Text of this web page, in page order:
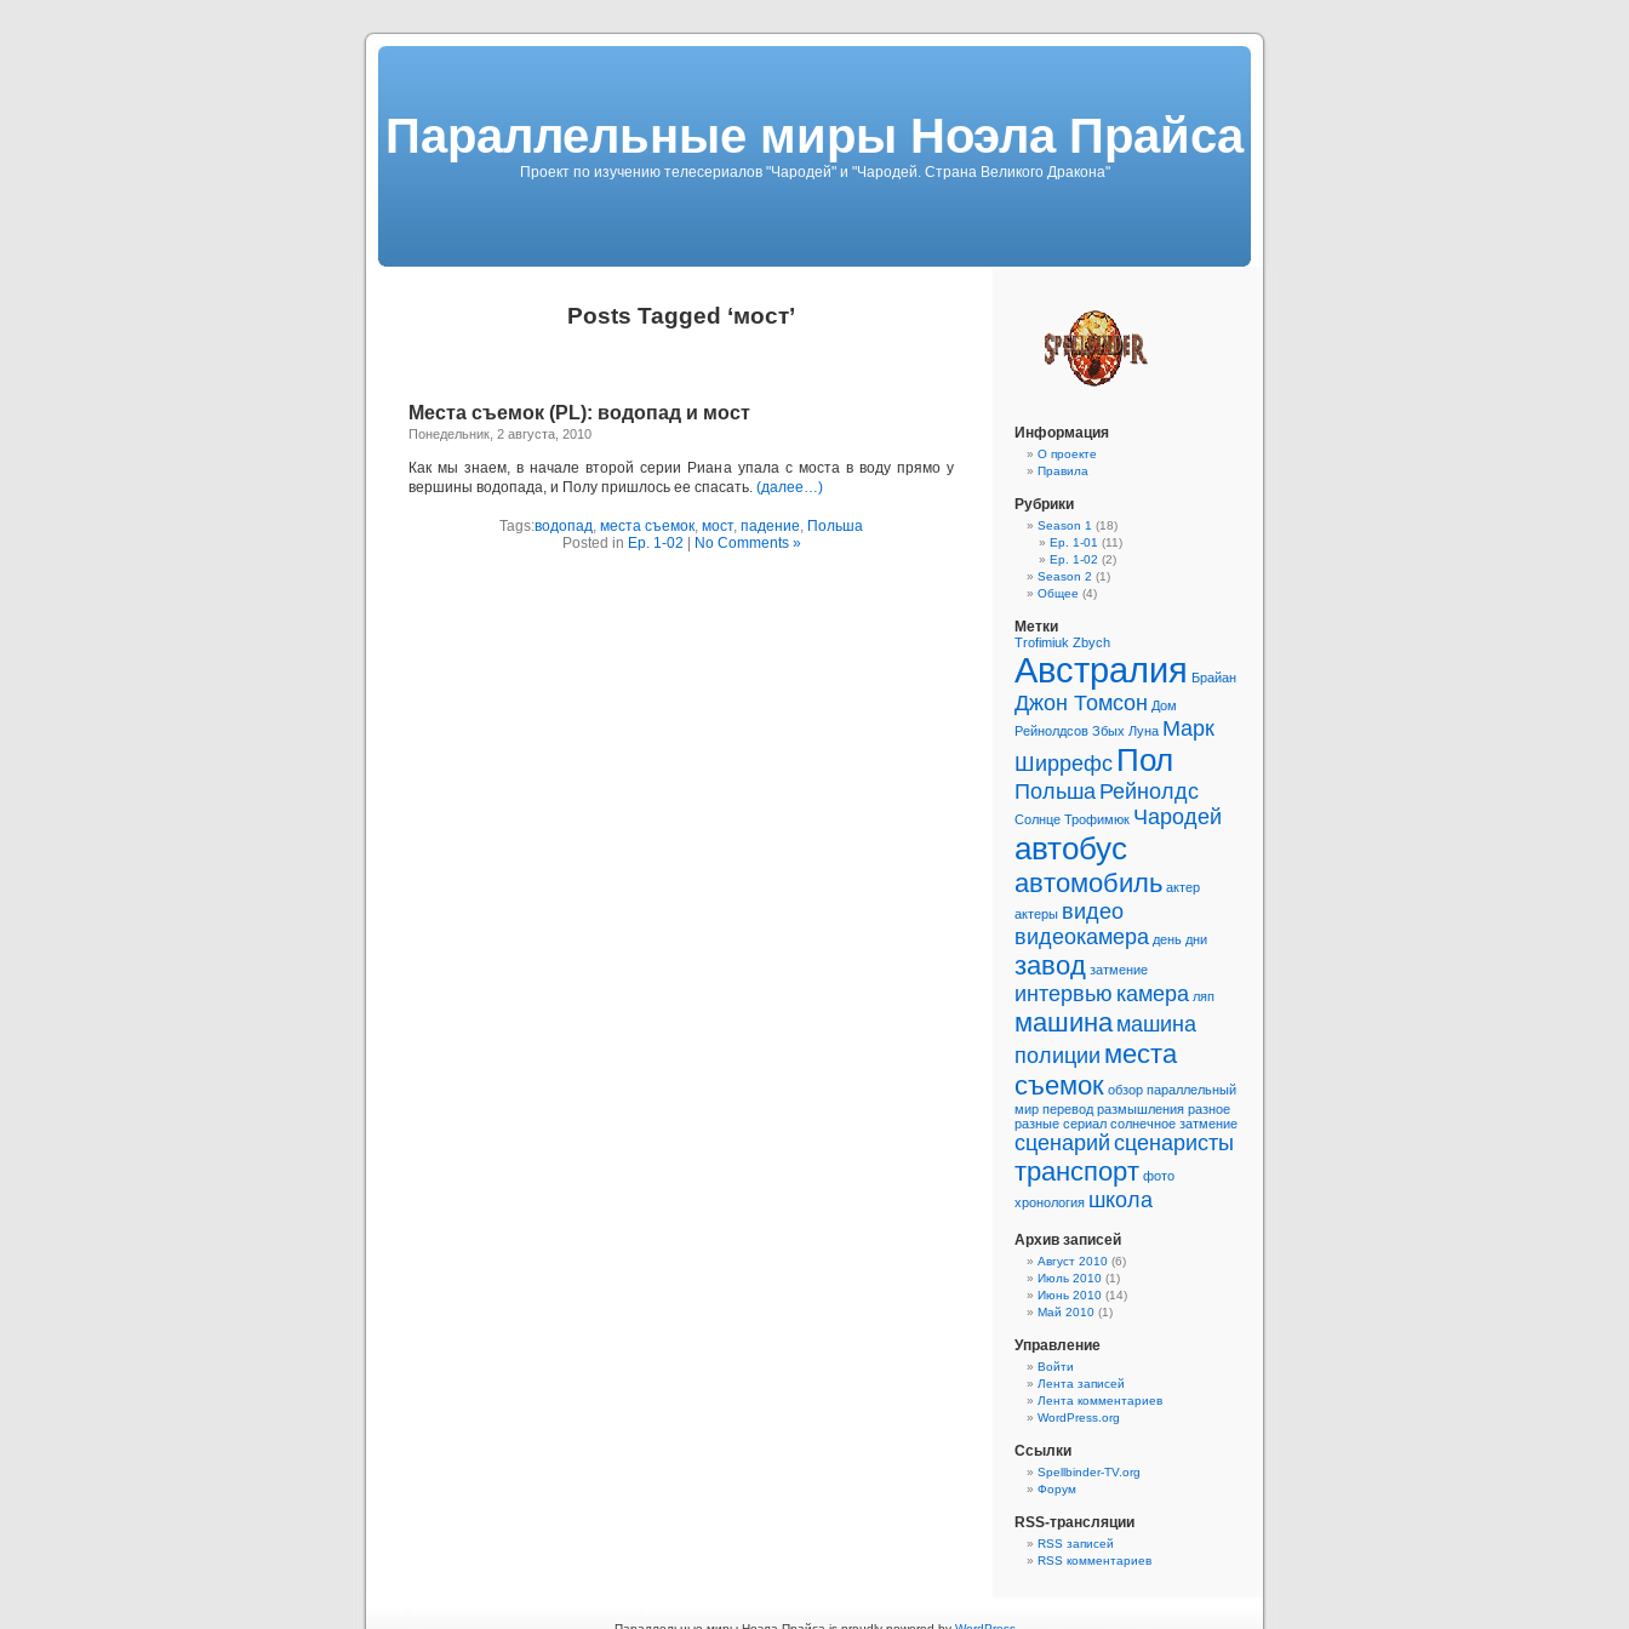
Параллельные миры Ноэла Прайса
Проект по изучению телесериалов "Чародей" и "Чародей. Страна Великого Дракона"
Posts Tagged ‘мост’
Места съемок (PL): водопад и мост
Понедельник, 2 августа, 2010
Как мы знаем, в начале второй серии Риана упала с моста в воду прямо у
вершины водопада, и Полу пришлось ее спасать. (далее…)
Tags:водопад, места съемок, мост, падение, Польша
Posted in Ep. 1-02 No Comments »
Информация
О проекте
Правила
Рубрики
Season 1 (18)
Ep. 1-01 (11)
Ep. 1-02 (2)
Season 2 (1)
Общее (4)
Метки
Trofimiuk Zbych
Австралия Брайан
Джон Томсон Дом
Рейнолдсов Збых Луна Марк
Ширрефс Пол
Польша Рейнолдс
Солнце Трофимюк Чародей
автобус
автомобиль актер
актеры видео
видеокамера день дни
завод затмение
интервью камера ляп
машина машина
полиции места
съемок обзор параллельный
мир перевод размышления разное
разные сериал солнечное затмение
сценарий сценаристы
транспорт фото
хронология школа
Архив записей
Август 2010 (6)
Июль 2010 (1)
Июнь 2010 (14)
Май 2010 (1)
Управление
Войти
Лента записей
Лента комментариев
WordPress.org
Ссылки
Spellbinder-TV.org
Форум
RSS-трансляции
RSS записей
RSS комментариев